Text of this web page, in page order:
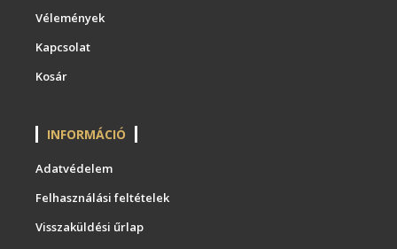
Vélemények
Kapcsolat
Kosár
INFORMÁCIÓ
Adatvédelem
Felhasználási feltételek
Visszaküldési űrlap